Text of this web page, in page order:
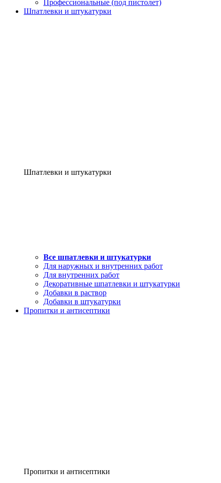
Профессиональные (под пистолет)
Шпатлевки и штукатурки
Шпатлевки и штукатурки
Все шпатлевки и штукатурки
Для наружных и внутренних работ
Для внутренних работ
Декоративные шпатлевки и штукатурки
Добавки в раствор
Добавки в штукатурки
Пропитки и антисептики
Пропитки и антисептики